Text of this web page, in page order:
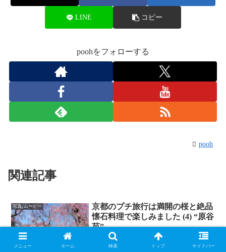
LINE コピー
poohをフォローする
pooh
関連記事
写真, ムービー
京都のプチ旅行は満開の桜と絶品
懐石料理で楽しみました (4) “原谷
苑”
順番が前後しますが、翌日も快晴の一日
でしたので、"伊丹空港"に向かう途
メニュー ホーム 検索 トップ サイドバー